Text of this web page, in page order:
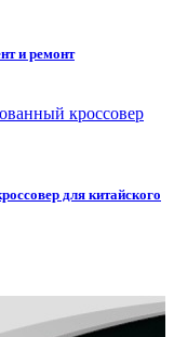
и ремонт
для китайского